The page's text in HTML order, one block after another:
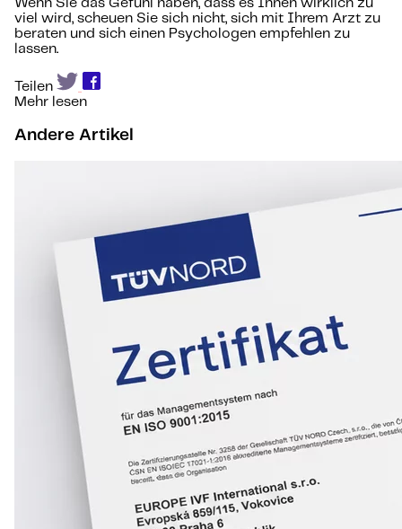
Wenn Sie das Gefühl haben, dass es Ihnen wirklich zu
viel wird, scheuen Sie sich nicht, sich mit Ihrem Arzt zu
beraten und sich einen Psychologen empfehlen zu
lassen.
Teilen
Mehr lesen
Andere Artikel